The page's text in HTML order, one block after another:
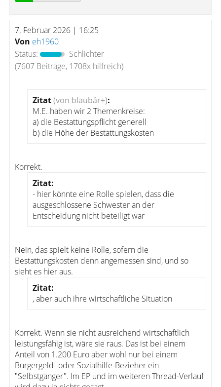
7. Februar 2026 | 16:25
Von eh1960
Status:
Schlichter
(7607 Beiträge, 1708x hilfreich)
Zitat(von blaubär+):
M.E. haben wir 2 Themenkreise:
a) die Bestattungspflicht generell
b) die Höhe der Bestattungskosten
Korrekt.
Zitat:
- hier könnte eine Rolle spielen, dass die
ausgeschlossene Schwester an der
Entscheidung nicht beteiligt war
Nein, das spielt keine Rolle, sofern die
Bestattungskosten denn angemessen sind, und so
sieht es hier aus.
Zitat:
, aber auch ihre wirtschaftliche Situation
Korrekt. Wenn sie nicht ausreichend wirtschaftlich
leistungsfähig ist, wäre sie raus. Das ist bei einem
Anteil von 1.200 Euro aber wohl nur bei einem
Bürgergeld- oder Sozialhilfe-Bezieher ein
"Selbstgänger". Im EP und im weiteren Thread-Verlauf